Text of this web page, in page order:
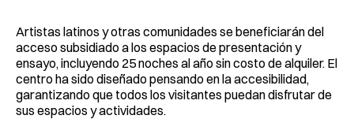
Artistas latinos y otras comunidades se beneficiarán del
acceso subsidiado a los espacios de presentación y
ensayo, incluyendo 25 noches al año sin costo de alquiler. El
centro ha sido diseñado pensando en la accesibilidad,
garantizando que todos los visitantes puedan disfrutar de
sus espacios y actividades.